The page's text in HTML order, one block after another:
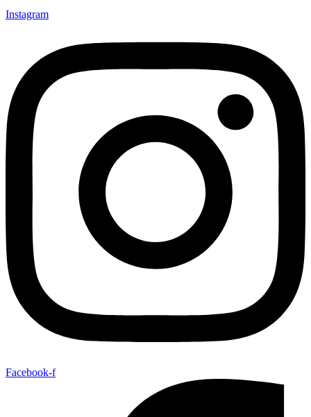
Instagram
Facebook-f